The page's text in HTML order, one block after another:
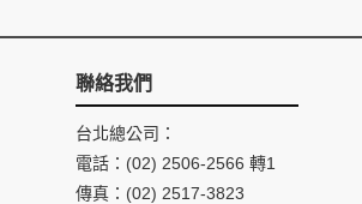
聯絡我們
台北總公司：
電話：(02) 2506-2566 轉1
傳真：(02) 2517-3823